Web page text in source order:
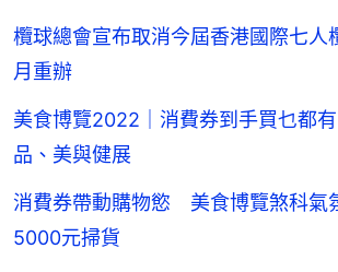
欖球總會宣布取消今屆香港國際七
月重辦
美食博覽2022｜消費券到手買乜都
品、美與健展
消費券帶動購物慾 美食博覽煞科
5000元掃貨